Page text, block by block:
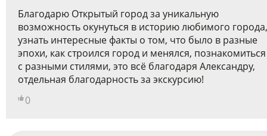
Благодарю Открытый город за уникальную
возможность окунуться в историю любимого города,
узнать интересные факты о том, что было в разные
эпохи, как строился город и менялся, познакомиться
с разными стилями, это всё благодаря Александру,
отдельная благодарность за экскурсию!
0